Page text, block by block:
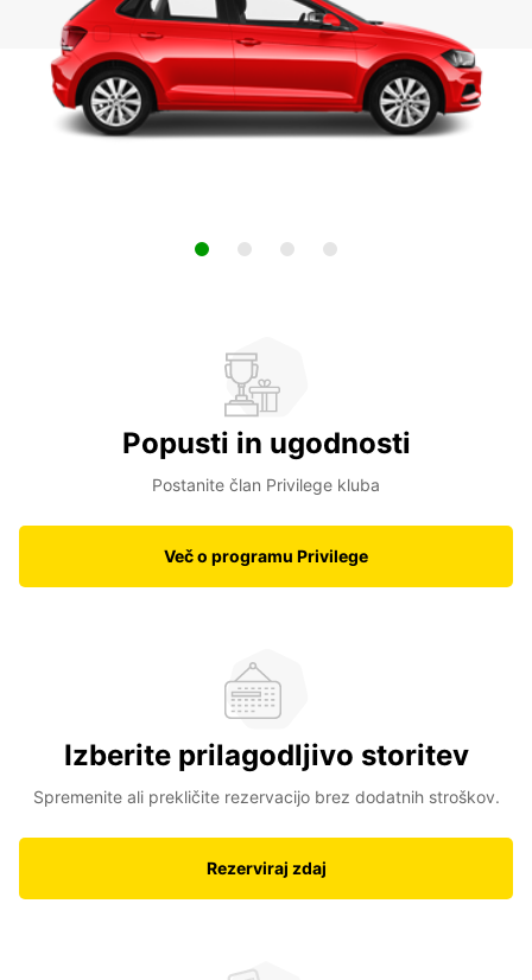
Popusti in ugodnosti
Postanite član Privilege kluba
Več o programu Privilege
Izberite prilagodljivo storitev
Spremenite ali prekličite rezervacijo brez dodatnih stroškov.
Rezerviraj zdaj